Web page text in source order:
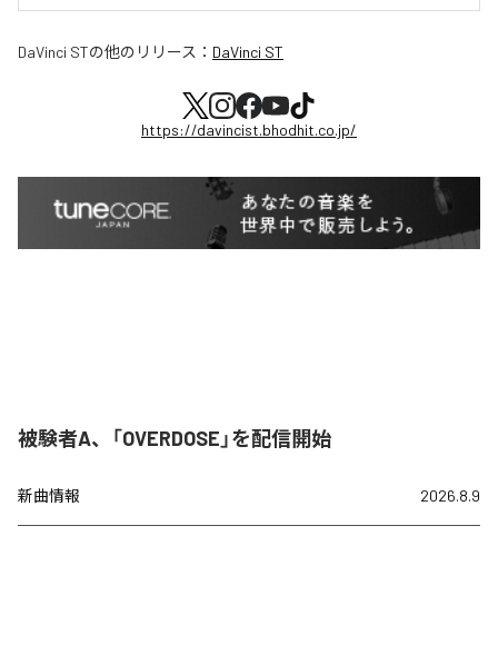
DaVinci STの他のリリース： DaVinci ST
https://davincist.bhodhit.co.jp/
被験者A、「OVERDOSE」を配信開始
新曲情報 2026.8.9